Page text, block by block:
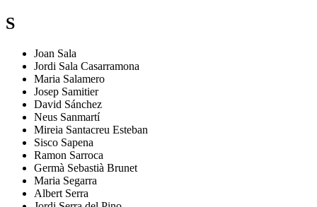
S
Joan Sala
Jordi Sala Casarramona
Maria Salamero
Josep Samitier
David Sánchez
Neus Sanmartí
Mireia Santacreu Esteban
Sisco Sapena
Ramon Sarroca
Germà Sebastià Brunet
Maria Segarra
Albert Serra